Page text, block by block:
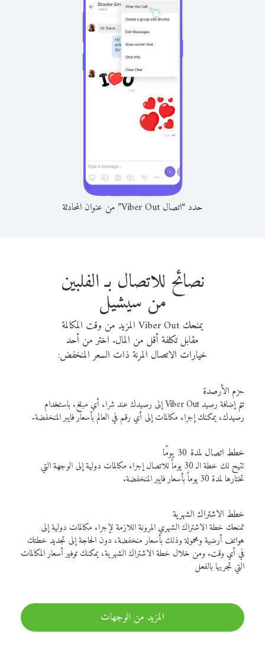
حدد “اتصال Viber Out” من عنوان المحادثة
نصائح للاتصال بـ الفلبين
من سيشيل
يمنحك Viber Out المزيد من وقت المكالمة
مقابل تكلفة أقل من المال. اختر من أحد
خيارات الاتصال المرنة ذات السعر المنخفض:
حزم الأرصدة
تتم إضافة رصيد Viber Out إلى رصيدك عند شراء أي مبلغ. باستخدام
رصيدك، يمكنك إجراء مكالمات إلى أي رقم في العالم بأسعار فايبر المنخفضة.
خطط اتصال لمدة 30 يومًا
تتيح لك خطة الـ 30 يوماً للاتصال إجراء مكالمات دولية إلى الوجهة التي
تختارها لمدة 30 يوماً بأسعار فايبر المنخفضة.
خطط الاشتراك الشهرية
تمنحك خطة الاشتراك الشهري المرونة اللازمة لإجراء مكالمات دولية إلى
هواتف أرضية ومحمولة وذلك بأسعار منخفضة، دون الحاجة إلى تجديد خطتك
في أي وقت. ومن خلال خطة الاشتراك الشهرية، يمكنك توفير أسعار المكالمات
التي تجريها بالفعل
المزيد من الوجهات